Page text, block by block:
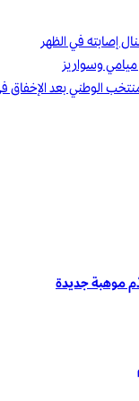
إصابته في الظهر
وسواريز
الوطني بعد
موهبة جديدة